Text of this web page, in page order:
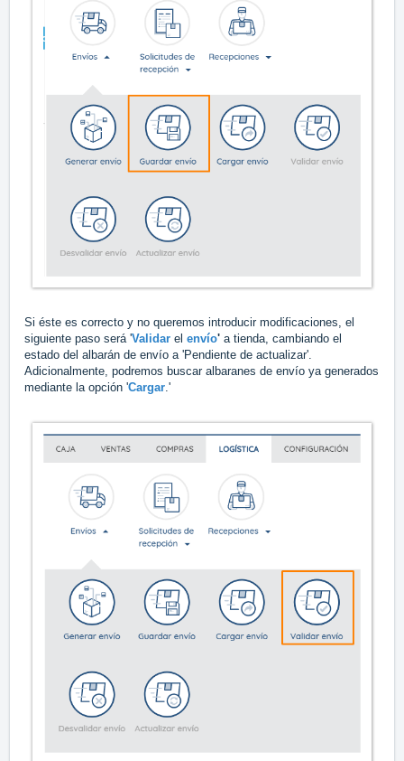
Si éste es correcto y no queremos introducir modificaciones, el
siguiente paso será 'Validar el envío' a tienda, cambiando el
estado del albarán de envío a 'Pendiente de actualizar'.
Adicionalmente, podremos buscar albaranes de envío ya generados
mediante la opción 'Cargar.'